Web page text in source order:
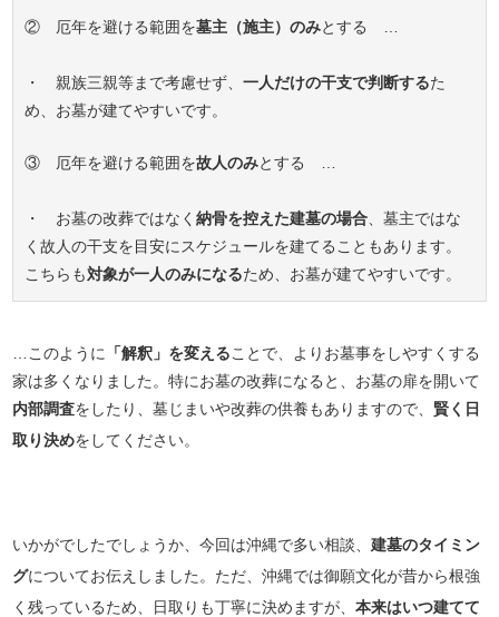
② 厄年を避ける範囲を墓主（施主）のみとする …
・ 親族三親等まで考慮せず、一人だけの干支で判断するた
め、お墓が建てやすいです。
③ 厄年を避ける範囲を故人のみとする …
・ お墓の改葬ではなく納骨を控えた建墓の場合 、墓主ではな
く故人の干支を目安にスケジュールを建てることもあります。
こちらも対象が一人のみになるため、お墓が建てやすいです。
…このように 「解釈」を変えることで、よりお墓事をしやすくする
家は多くなりました。特にお墓の改葬になると、お墓の扉を開いて
内部調査をしたり、墓じまいや改葬の供養もありますので、 賢く日
取り決めをしてください。
いかがでしたでしょうか、今回は沖縄で多い相談、建墓のタイミン
グについてお伝えしました。ただ、沖縄では御願文化が昔から根強
く残っているため、日取りも丁寧に決めますが、本来はいつ建てて